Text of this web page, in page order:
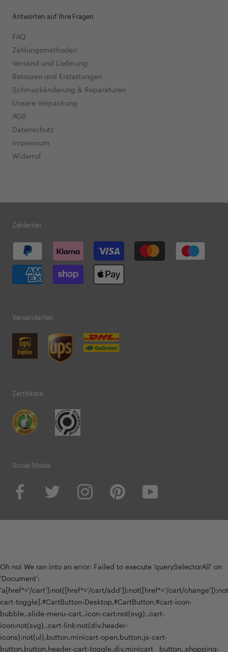
Antworten auf Ihre Fragen
FAQ
Zahlungsmethoden
Versand und Lieferung
Retouren und Erstattungen
Schmuckänderung & Reparaturen
Unsere Verpackung
AGB
Datenschutz
Impressum
Widerruf
Zahlarten
Versandarten
Zertifikate
Social Media
Oh no! We ran into an error: Failed to execute 'querySelectorAll' on
'Document':
'a[href*='/cart']:not([href*='/cart/add']):not([href*='/cart/
cart-toggle],#CartButton-Desktop,#CartButton,#cart-icon-
bubble,.slide-menu-cart,.icon-cart:not(svg),.cart-
icon:not(svg),.cart-link:not(div.header-
icons):not(ul),button.minicart-open,button.js-cart-
button,button.header-cart-toggle,div.minicart__button,.shopping-